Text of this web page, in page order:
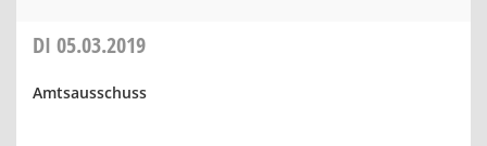
DI 05.03.2019
Amtsausschuss